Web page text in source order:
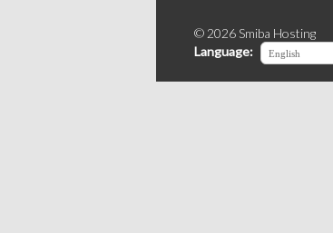
© 2026 Smiba Hosting
Language: